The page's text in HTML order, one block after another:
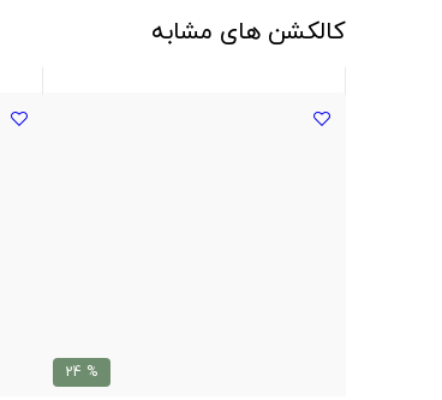
کالکشن های مشابه
% 24